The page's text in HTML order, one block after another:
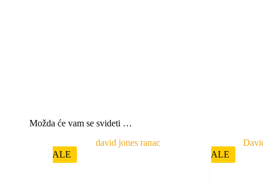
Možda će vam se svideti …
SALE SALE